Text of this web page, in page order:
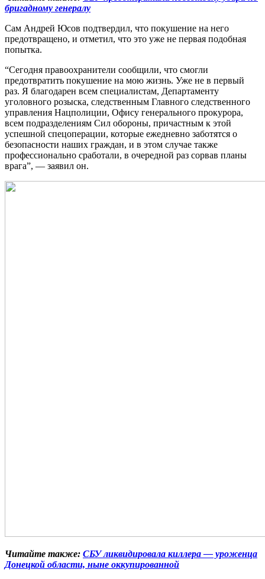
бригадному генералу
Сам Андрей Юсов подтвердил, что покушение на него
предотвращено, и отметил, что это уже не первая подобная
попытка.
“Сегодня правоохранители сообщили, что смогли
предотвратить покушение на мою жизнь. Уже не в первый
раз. Я благодарен всем специалистам, Департаменту
уголовного розыска, следственным Главного следственного
управления Нацполиции, Офису генерального прокурора,
всем подразделениям Сил обороны, причастным к этой
успешной спецоперации, которые ежедневно заботятся о
безопасности наших граждан, и в этом случае также
профессионально сработали, в очередной раз сорвав планы
врага”, — заявил он.
Читайте также: СБУ ликвидировала киллера — уроженца
Донецкой области, ныне оккупированной